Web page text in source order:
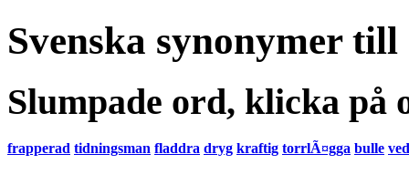
Svenska synonymer
Slumpade ord, klicka på
frapperad tidningsman fladdra dryg kraftig torrlÃ¤gga bulle